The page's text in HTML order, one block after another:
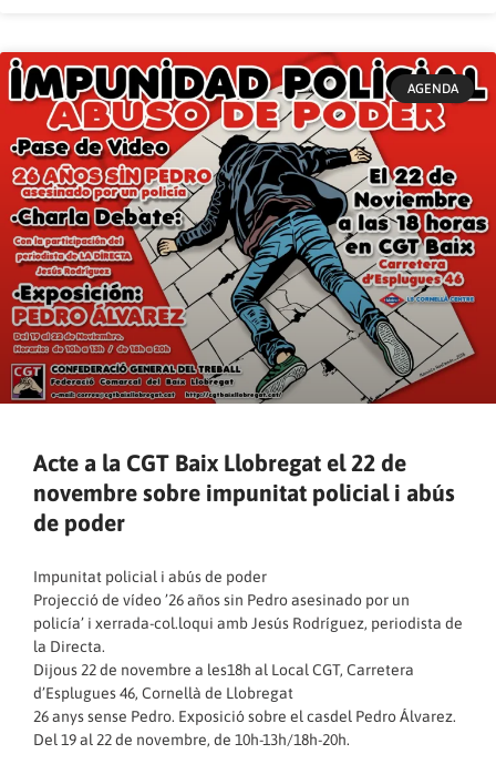
AGENDA
Acte a la CGT Baix Llobregat el 22 de
novembre sobre impunitat policial i abús
de poder
Impunitat policial i abús de poder
Projecció de vídeo ’26 años sin Pedro asesinado por un
policía’ i xerrada-col.loqui amb Jesús Rodríguez, periodista de
la Directa.
Dijous 22 de novembre a les18h al Local CGT, Carretera
d’Esplugues 46, Cornellà de Llobregat
26 anys sense Pedro. Exposició sobre el casdel Pedro Álvarez.
Del 19 al 22 de novembre, de 10h-13h/18h-20h.